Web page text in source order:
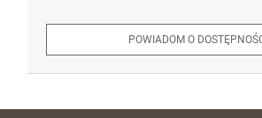
POWIADOM O